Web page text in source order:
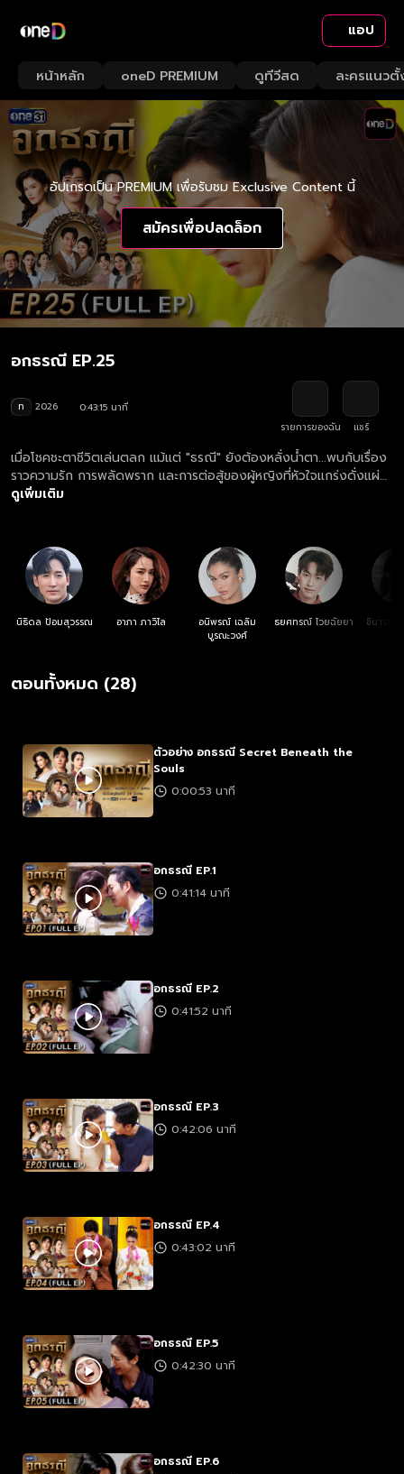
แอป
หน้าหลัก oneD PREMIUM ดูทีวีสด ละครแนวตั้
อัปเกรดเป็น PREMIUM เพื่อรับชม Exclusive Content นี้
สมัครเพื่อปลดล็อก
อกธรณี EP.25
ท 2026
0:43:15 นาที
รายการของฉัน
แชร์
เมื่อโชคชะตาชีวิตเล่นตลก แม้แต่ "ธรณี" ยังต้องหลั่งน้ำตา...พบกับเรื่อง
ราวความรัก การพลัดพราก และการต่อสู้ของผู้หญิงที่หัวใจแกร่งดั่งแผ่น
ดิน
ดูเพิ่มเติม
นิธิดล ป้อมสุวรรณ อาภา ภาวิไล
อนิพรณ์ เฉลิม
บูรณะวงศ์
ธยศทรณ์ ไวยฉัยยา
ชินารดี
ตอนทั้งหมด (28)
ตัวอย่าง อกธรณี Secret Beneath the
Souls
0:00:53 นาที
อกธรณี EP.1
0:41:14 นาที
อกธรณี EP.2
0:41:52 นาที
อกธรณี EP.3
0:42:06 นาที
อกธรณี EP.4
0:43:02 นาที
อกธรณี EP.5
0:42:30 นาที
อกธรณี EP.6